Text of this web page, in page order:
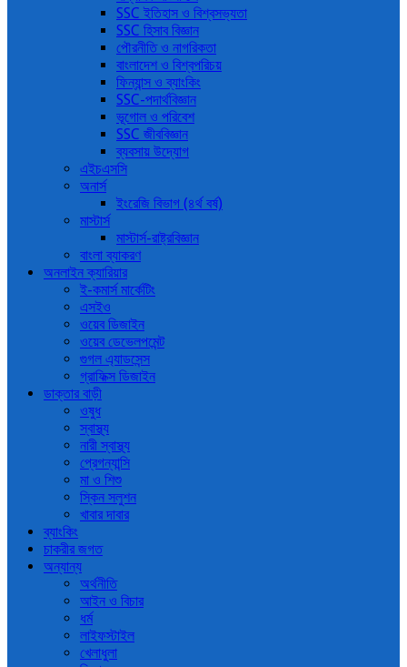
SSC ইতিহাস ও বিশ্বসভ্যতা
SSC হিসাব বিজ্ঞান
পৌরনীতি ও নাগরিকতা
বাংলাদেশ ও বিশ্বপরিচয়
ফিন্যান্স ও ব্যাংকিং
SSC-পদার্থবিজ্ঞান
ভূগোল ও পরিবেশ
SSC জীববিজ্ঞান
ব্যবসায় উদ্যোগ
এইচএসসি
অনার্স
ইংরেজি বিভাগ (৪র্থ বর্ষ)
মাস্টার্স
মাস্টার্স-রাষ্ট্রবিজ্ঞান
বাংলা ব্যাকরণ
অনলাইন ক্যারিয়ার
ই-কমার্স মার্কেটিং
এসইও
ওয়েব ডিজাইন
ওয়েব ডেভেলপমেন্ট
গুগল এ্যাডসেন্স
গ্রাফিক্স ডিজাইন
ডাক্তার বাড়ী
ওষুধ
স্বাস্থ্য
নারী স্বাস্থ্য
প্রেগন্যান্সি
মা ও শিশু
স্কিন সলুশন
খাবার দাবার
ব্যাংকিং
চাকরীর জগত
অন্যান্য
অর্থনীতি
আইন ও বিচার
ধর্ম
লাইফস্টাইল
খেলাধুলা